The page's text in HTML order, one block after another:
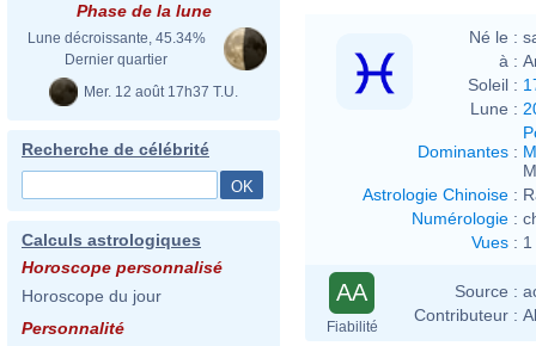
Phase de la lune
Lune décroissante, 45.34%
Dernier quartier
Mer. 12 août 17h37 T.U.
Recherche de célébrité
Calculs astrologiques
Horoscope personnalisé
Horoscope du jour
Personnalité
Né le :
à :
Soleil :
Lune :
Dominantes :
Astrologie Chinoise :
Numérologie :
Vues :
AA
Fiabilité
Source :
Contributeur :